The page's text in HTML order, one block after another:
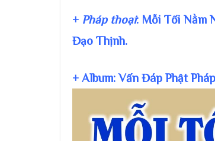
+ Pháp thoại: Mỗi Tối Nằm
Đạo Thịnh.
+ Album: Vấn Đáp Phật Pháp